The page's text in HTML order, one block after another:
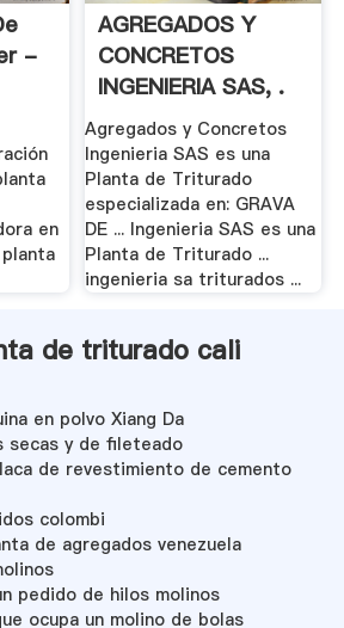
-
en
AGREGADOS Y
CONCRETOS
INGENIERIA SAS, .
Agregados y Concretos
Ingenieria SAS es una
Planta de Triturado
especializada en: GRAVA
DE ... Ingenieria SAS es una
Planta de Triturado ...
ingenieria sa triturados ...
de triturado cali
en polvo Xiang Da
secas y de fileteado
de revestimiento de cemento
colombi
de agregados venezuela
pedido de hilos molinos
ocupa un molino de bolas